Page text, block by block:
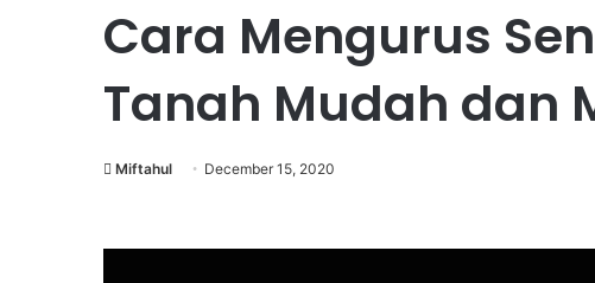
Cara Mengurus
Tanah Mudah dan
Miftahul December 15, 2020